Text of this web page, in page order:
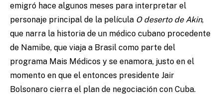
emigró hace algunos meses para interpretar el
personaje principal de la película O deserto de Akin,
que narra la historia de un médico cubano procedente
de Namibe, que viaja a Brasil como parte del
programa Mais Médicos y se enamora, justo en el
momento en que el entonces presidente Jair
Bolsonaro cierra el plan de negociación con Cuba.